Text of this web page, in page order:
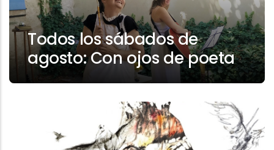
Todos los sábados de
agosto: Con ojos de poeta